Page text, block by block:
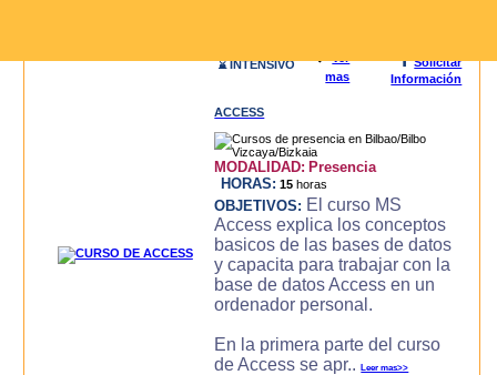
⌛ INTENSIVO
mas
i Solicitar
Información
ACCESS
MODALIDAD: Presencia
HORAS: 15 horas
OBJETIVOS: El curso MS
Access explica los conceptos
basicos de las bases de datos
y capacita para trabajar con la
base de datos Access en un
ordenador personal.
En la primera parte del curso
de Access se apr..Leer mas>>